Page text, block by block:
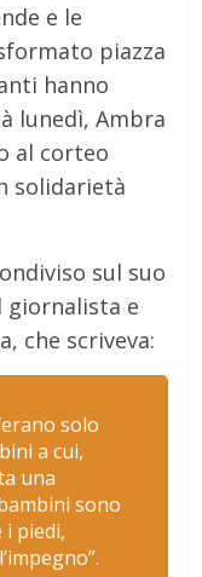
e le
piazza
hanno
lunedì, Ambra
al corteo
solidarietà
sul suo
e
che scriveva:
solo
a cui,
una
sono
piedi,
.